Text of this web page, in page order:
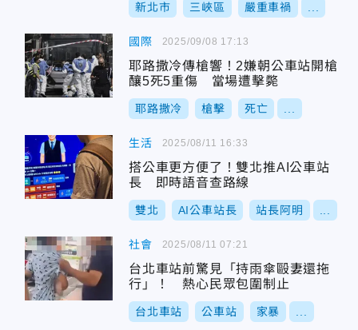
新北市 三峽區 嚴重車禍
國際
耶路撒冷傳槍響！2嫌朝公車站開槍
釀5死5重傷 當場遭擊斃
耶路撒冷 槍擊 死亡
2025/09/08 17:13
生活
搭公車更方便了！雙北推AI公車站
長 即時語音查路線
雙北 AI公車站長 站長阿明
2025/08/11 16:33
社會
台北車站前驚見「持雨傘毆妻還拖
行」！ 熱心民眾包圍制止
台北車站 公車站 家暴
2025/08/11 07:21